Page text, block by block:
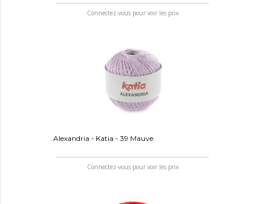
Connectez-vous pour voir les prix
Alexandria - Katia - 39 Mauve
Connectez-vous pour voir les prix